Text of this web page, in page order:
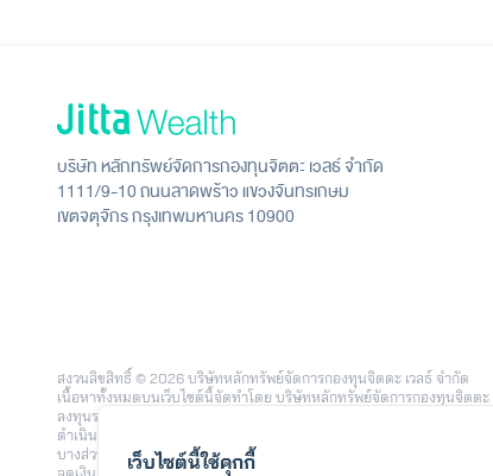
บริษัท หลักทรัพย์จัดการกองทุนจิตตะ เวลธ์ จำกัด
1111/9-10 ถนนลาดพร้าว แขวงจันทรเกษม
เขตจตุจักร กรุงเทพมหานคร 10900
สงวนลิขสิทธิ์ © 2026 บริษัทหลักทรัพย์จัดการกองทุนจิตตะ เวลธ์ จำกัด
เนื้อหาทั้งหมดบนเว็บไซต์นี้จัดทำโดย บริษัทหลักทรัพย์จัดการกองทุนจิตต
ลงทุนรายย่อย โดยใช้เทคโนโลยีและข้อมูลวิเคราะห์จาก บริษัท จิตตะ ด
ดำเนินงาน หรือการเปรียบเทียบที่ปรากฏบนเว็บไซต์นี้ อาจอ้างอิงจากข้
บางส่วนหรือทั้งหมดได้ รวมถึงความเสี่ยงจากอัตราแลกเปลี่ยนในกรณีลง
เว็บไซต์นี้ใช้คุกกี้